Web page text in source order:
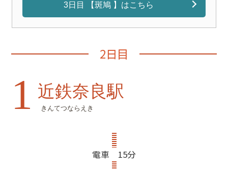
3日目 【斑鳩 】はこちら
2日目
1 近鉄奈良駅
きんてつならえき
電車 15分